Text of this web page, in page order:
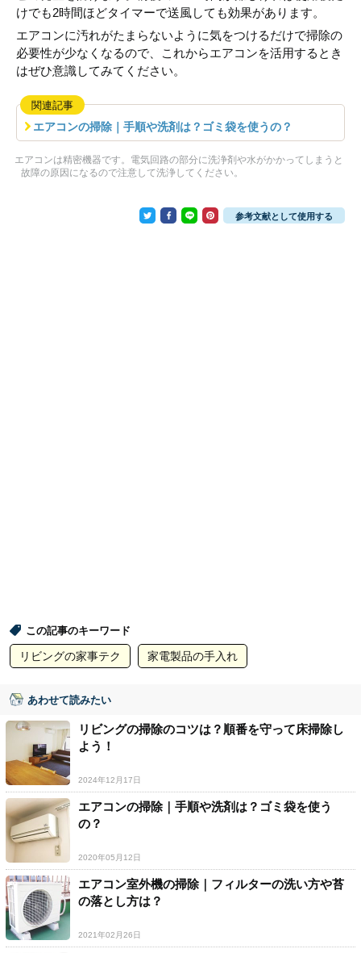
けでも2時間ほどタイマーで送風しても効果があります。
エアコンに汚れがたまらないように気をつけるだけで掃除の
必要性が少なくなるので、これからエアコンを活用するとき
はぜひ意識してみてください。
関連記事
エアコンの掃除｜手順や洗剤は？ゴミ袋を使うの？
エアコンは精密機器です。電気回路の部分に洗浄剤や水がかかってしまうと
故障の原因になるので注意して洗浄してください。
参考文献として使用する
この記事のキーワード
リビングの家事テク 家電製品の手入れ
あわせて読みたい
リビングの掃除のコツは？順番を守って床掃除し
よう！
2024年12月17日
エアコンの掃除｜手順や洗剤は？ゴミ袋を使う
の？
2020年05月12日
エアコン室外機の掃除｜フィルターの洗い方や苔
の落とし方は？
2021年02月26日